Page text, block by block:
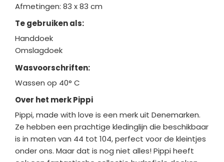
Afmetingen: 83 x 83 cm
Te gebruiken als:
Handdoek
Omslagdoek
Wasvoorschriften:
Wassen op 40° C
Over het merk Pippi
Pippi, made with love is een merk uit Denemarken.
Ze hebben een prachtige kledinglijn die beschikbaar
is in maten van 44 tot 104, perfect voor de kleintjes
onder ons. Maar dat is nog niet alles! Pippi heeft